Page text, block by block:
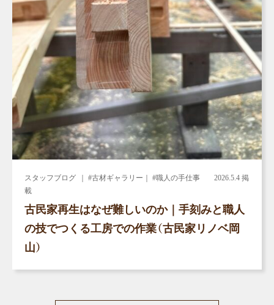
スタッフブログ ｜ #古材ギャラリー｜ #職人の手仕事
2026.5.4 掲
載
古民家再生はなぜ難しいのか｜手刻みと職人
の技でつくる工房での作業（古民家リノベ岡
山）